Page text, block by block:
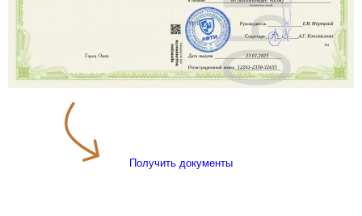
Получить документы